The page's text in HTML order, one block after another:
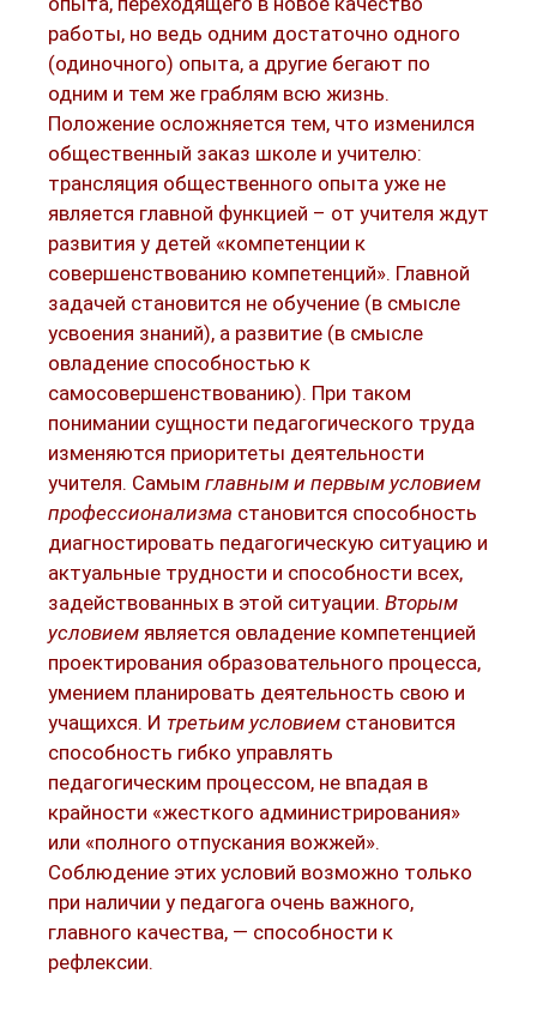
работы, но ведь одним достаточно одного
(одиночного) опыта, а другие бегают по
одним и тем же граблям всю жизнь.
Положение осложняется тем, что изменился
общественный заказ школе и учителю:
трансляция общественного опыта уже не
является главной функцией – от учителя ждут
развития у детей «компетенции к
совершенствованию компетенций». Главной
задачей становится не обучение (в смысле
усвоения знаний), а развитие (в смысле
овладение способностью к
самосовершенствованию). При таком
понимании сущности педагогического труда
изменяются приоритеты деятельности
учителя. Самым главным и первым условием
профессионализма становится способность
диагностировать педагогическую ситуацию и
актуальные трудности и способности всех,
задействованных в этой ситуации. Вторым
условием является овладение компетенцией
проектирования образовательного процесса,
умением планировать деятельность свою и
учащихся. И третьим условием становится
способность гибко управлять
педагогическим процессом, не впадая в
крайности «жесткого администрирования»
или «полного отпускания вожжей».
Соблюдение этих условий возможно только
при наличии у педагога очень важного,
главного качества, — способности к
рефлексии.